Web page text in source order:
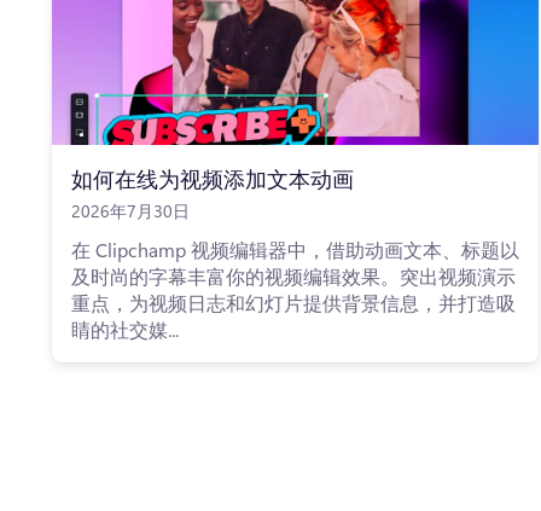
如何在线为视频添加文本动画
2026年7月30日
在 Clipchamp 视频编辑器中，借助动画文本、标题以
及时尚的字幕丰富你的视频编辑效果。突出视频演示
重点，为视频日志和幻灯片提供背景信息，并打造吸
睛的社交媒...